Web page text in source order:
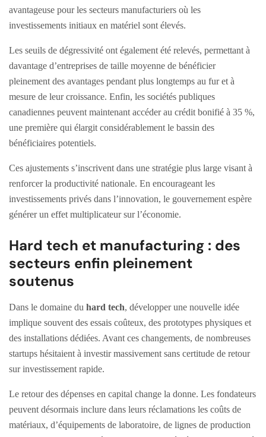
avantageuse pour les secteurs manufacturiers où les
investissements initiaux en matériel sont élevés.
Les seuils de dégressivité ont également été relevés, permettant à
davantage d’entreprises de taille moyenne de bénéficier
pleinement des avantages pendant plus longtemps au fur et à
mesure de leur croissance. Enfin, les sociétés publiques
canadiennes peuvent maintenant accéder au crédit bonifié à 35 %,
une première qui élargit considérablement le bassin des
bénéficiaires potentiels.
Ces ajustements s’inscrivent dans une stratégie plus large visant à
renforcer la productivité nationale. En encourageant les
investissements privés dans l’innovation, le gouvernement espère
générer un effet multiplicateur sur l’économie.
Hard tech et manufacturing : des
secteurs enfin pleinement
soutenus
Dans le domaine du hard tech, développer une nouvelle idée
implique souvent des essais coûteux, des prototypes physiques et
des installations dédiées. Avant ces changements, de nombreuses
startups hésitaient à investir massivement sans certitude de retour
sur investissement rapide.
Le retour des dépenses en capital change la donne. Les fondateurs
peuvent désormais inclure dans leurs réclamations les coûts de
matériaux, d’équipements de laboratoire, de lignes de production